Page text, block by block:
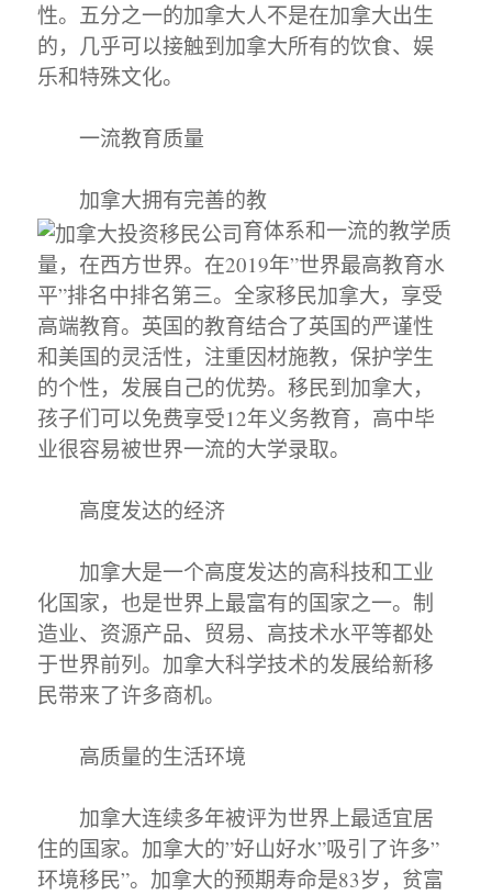
性。五分之一的加拿大人不是在加拿大出生
的，几乎可以接触到加拿大所有的饮食、娱
乐和特殊文化。
一流教育质量
加拿大拥有完善的教
育体系和一流的教学质
量，在西方世界。在2019年”世界最高教育水
平”排名中排名第三。全家移民加拿大，享受
高端教育。英国的教育结合了英国的严谨性
和美国的灵活性，注重因材施教，保护学生
的个性，发展自己的优势。移民到加拿大，
孩子们可以免费享受12年义务教育，高中毕
业很容易被世界一流的大学录取。
高度发达的经济
加拿大是一个高度发达的高科技和工业
化国家，也是世界上最富有的国家之一。制
造业、资源产品、贸易、高技术水平等都处
于世界前列。加拿大科学技术的发展给新移
民带来了许多商机。
高质量的生活环境
加拿大连续多年被评为世界上最适宜居
住的国家。加拿大的”好山好水”吸引了许多”
环境移民”。加拿大的预期寿命是83岁，贫富